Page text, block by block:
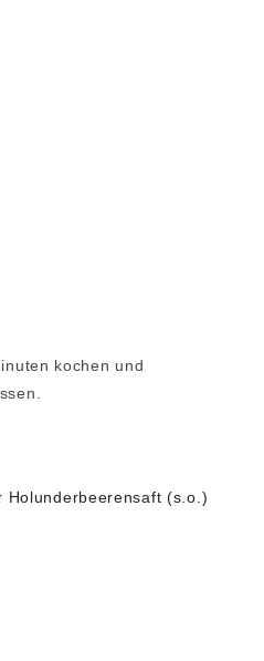
kochen und
Holunderbeerensaft (s.o.)